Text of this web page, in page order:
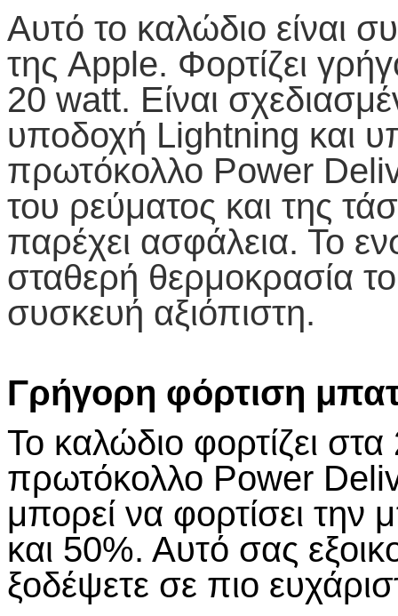
Αυτό το καλώδιο είναι
της Apple. Φορτίζει
20 watt. Είναι
υποδοχή Lightning και
πρωτόκολλο Power
του ρεύματος και της
παρέχει ασφάλεια. Το
σταθερή θερμοκρασία
συσκευή αξιόπιστη.
Γρήγορη φόρτιση
Το καλώδιο φορτίζει
πρωτόκολλο Power
μπορεί να φορτίσει
και 50%. Αυτό σας
ξοδέψετε σε πιο